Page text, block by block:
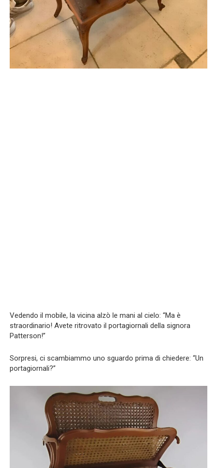
Vedendo il mobile, la vicina alzò le mani al cielo: “Ma è
straordinario! Avete ritrovato il portagiornali della signora
Patterson!”
Sorpresi, ci scambiammo uno sguardo prima di chiedere: “Un
portagiornali?”